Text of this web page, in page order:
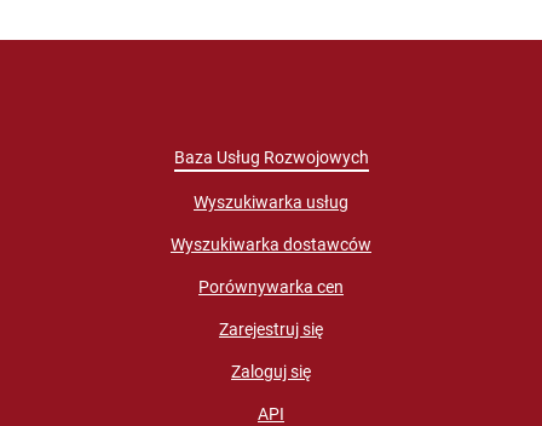
Baza Usług Rozwojowych
Wyszukiwarka usług
Wyszukiwarka dostawców
Porównywarka cen
Zarejestruj się
Zaloguj się
API